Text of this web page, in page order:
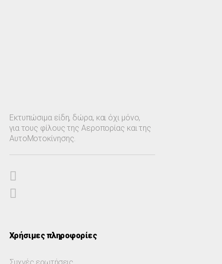
Εκτυπώσιμα είδη, δώρα, και όχι μόνο,
για τους φίλους της Αεροπορίας και της
ΑυτοΜοτοκίνησης.
Χρήσιμες πληροφορίες